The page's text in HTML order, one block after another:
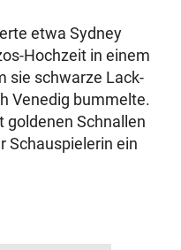
etwa Sydney
Hochzeit in einem
sie schwarze Lack-
Venedig bummelte.
goldenen Schnallen
Schauspielerin ein